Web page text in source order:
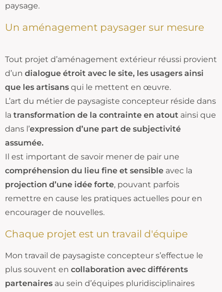
paysage.
Un aménagement paysager sur mesure
Tout projet d’aménagement extérieur réussi provient
d’un dialogue étroit avec le site, les usagers ainsi
que les artisans qui le mettent en œuvre.
L’art du métier de paysagiste concepteur réside dans
la transformation de la contrainte en atout ainsi que
dans l’expression d’une part de subjectivité
assumée.
Il est important de savoir mener de pair une
compréhension du lieu fine et sensible avec la
projection d’une idée forte, pouvant parfois
remettre en cause les pratiques actuelles pour en
encourager de nouvelles.
Chaque projet est un travail d'équipe
Mon travail de paysagiste concepteur s’effectue le
plus souvent en collaboration avec différents
partenaires au sein d’équipes pluridisciplinaires